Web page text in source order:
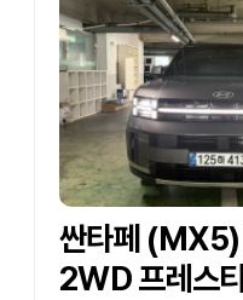
싼타페
2WD 프레스